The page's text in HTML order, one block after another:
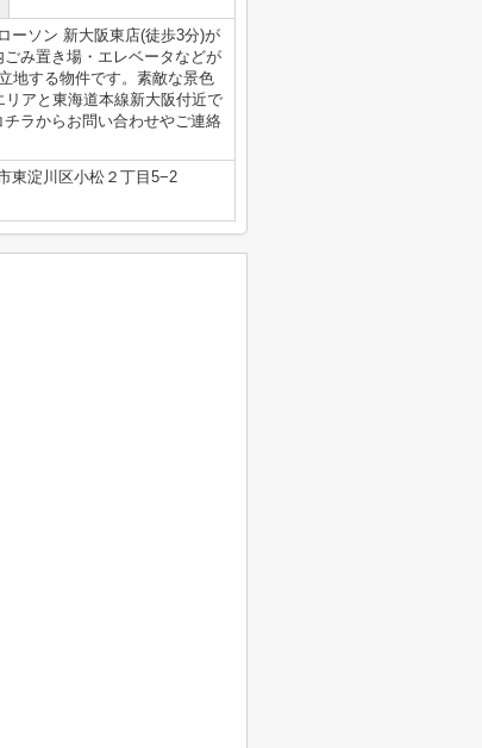
ーソン 新大阪東店(徒歩3分)が
み置き場・エレベータなどが
地する物件です。素敵な景色
アと東海道本線新大阪付近で
ラからお問い合わせやご連絡
東淀川区小松２丁目5−2